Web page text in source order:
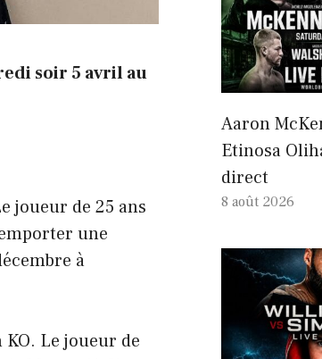
soir 5 avril au
joueur de 25 ans
une
à
KO. Le joueur de
Aaron
Etinosa
direct
8 août 2026